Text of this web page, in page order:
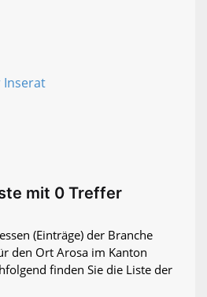
mit 0 Treffer
(Einträge) der Branche
den Ort Arosa im Kanton
finden Sie die Liste der